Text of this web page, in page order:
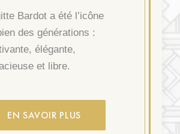
Bardot a été l’icône
des générations :
élégante,
et libre.
EN SAVOIR PLUS